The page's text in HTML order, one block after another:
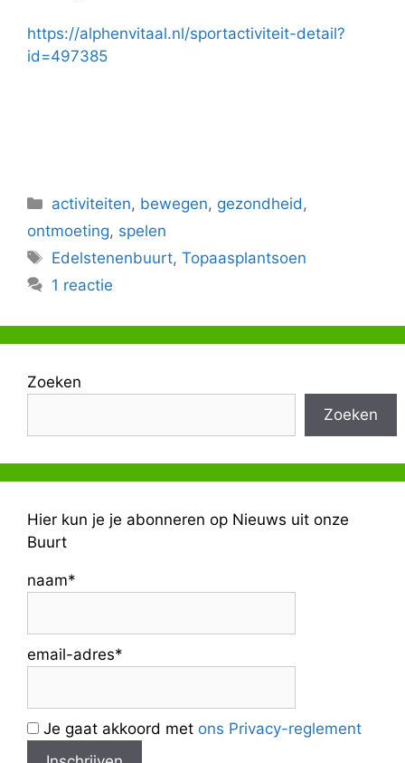
https://alphenvitaal.nl/sportactiviteit-detail?
id=497385
Categorieën
activiteiten, bewegen, gezondheid,
ontmoeting, spelen
Tags
Edelstenenbuurt,Topaasplantsoen
1 reactie
Zoeken
Zoeken
Hier kun je je abonneren op Nieuws uit onze
Buurt
naam*
email-adres*
Je gaat akkoord met ons Privacy-reglement